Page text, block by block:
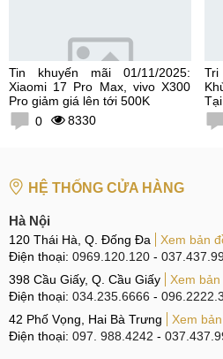
Tin khuyến mãi 01/11/2025:
Xiaomi 17 Pro Max, vivo X300
Pro giảm giá lên tới 500K
0
8330
HỆ THỐNG CỬA HÀNG
Hà Nội
120 Thái Hà, Q. Đống Đa
Xem bản
Điện thoại: 0969.120.120 -
398 Cầu Giấy, Q. Cầu Giấy
Xem bản
Điện thoại: 034.235.6666 -
42 Phố Vọng, Hai Bà Trưng
Xem
Điện thoại: 097. 988.4242 -